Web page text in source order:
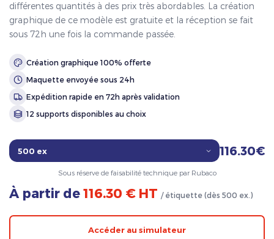
différentes quantités à des prix très abordables. La création
graphique de ce modèle est gratuite et la réception se fait
sous 72h une fois la commande passée.
Création graphique 100% offerte
Maquette envoyée sous 24h
Expédition rapide en 72h après validation
12 supports disponibles au choix
116.30€
Sous réserve de faisabilité technique par Rubaco
À partir de 116.30 € HT / étiquette (dès 500 ex.)
Accéder au simulateur